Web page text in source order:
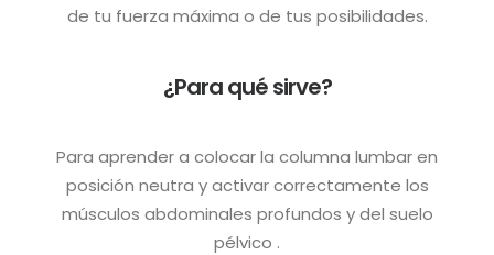
de tu fuerza máxima o de tus posibilidades.
¿Para qué sirve?
Para aprender a colocar la columna lumbar en
posición neutra y activar correctamente los
músculos abdominales profundos y del suelo
pélvico .